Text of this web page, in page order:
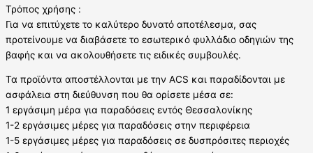
Τρόπος χρήσης :
Για να επιτύχετε το καλύτερο δυνατό αποτέλεσμα, σας
προτείνουμε να διαβάσετε το εσωτερικό φυλλάδιο οδηγιών της
βαφής και να ακολουθήσετε τις ειδικές συμβουλές.
Τα προϊόντα αποστέλλονται με την ACS και παραδίδονται με
ασφάλεια στη διεύθυνση που θα ορίσετε μέσα σε:
1 εργάσιμη μέρα για παραδόσεις εντός Θεσσαλονίκης
1-2 εργάσιμες μέρες για παραδόσεις στην περιφέρεια
1-5 εργάσιμες μέρες για παραδόσεις σε δυσπρόσιτες περιοχές